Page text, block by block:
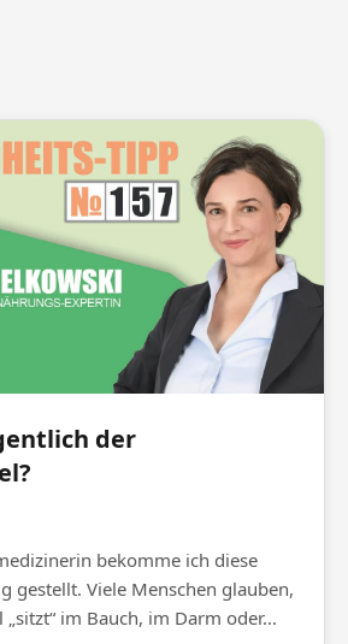
der
bekomme ich diese
gestellt. Viele Menschen glauben,
im Bauch, im Darm oder...